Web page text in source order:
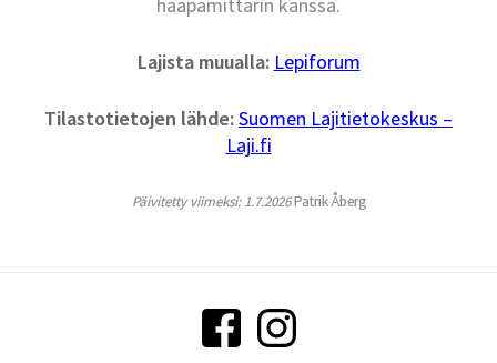
haapamittarin kanssa.
Lajista muualla: Lepiforum
Tilastotietojen lähde:Suomen Lajitietokeskus –
Laji.fi
Päivitetty viimeksi: 1.7.2026Patrik Åberg